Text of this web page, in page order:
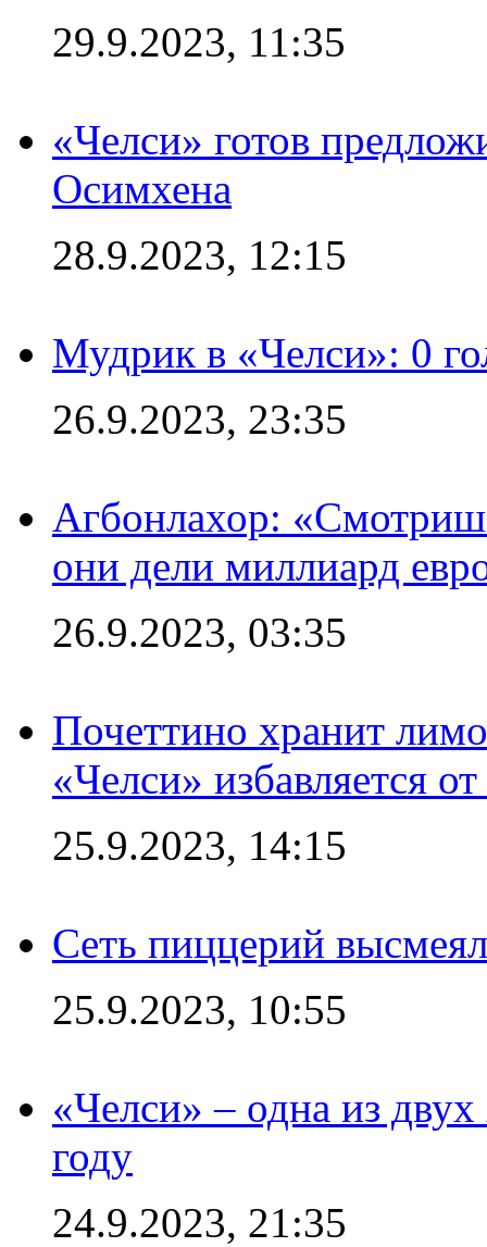
29.9.2023, 11:35
«Челси» готов
Осимхена
28.9.2023, 12:15
Мудрик в «Челси»: 0
26.9.2023, 23:35
Агбонлахор:
они дели миллиард
26.9.2023, 03:35
Почеттино хранит
«Челси» избавляется
25.9.2023, 14:15
Сеть пиццерий
25.9.2023, 10:55
«Челси» – одна из
году
24.9.2023, 21:35